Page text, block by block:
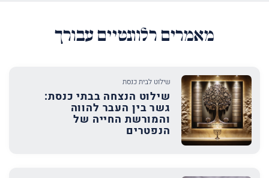
מאמרים רלוונטיים עבורך
שילוט לבית כנסת
שילוט הנצחה בבתי כנסת:
גשר בין העבר להווה
והמורשת החייה של
הנפטרים